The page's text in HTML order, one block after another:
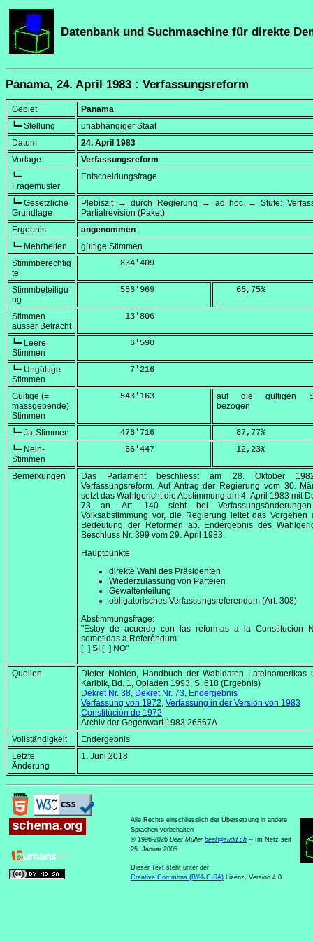
Datenbank und Suchmaschine für direkte
Panama, 24. April 1983 : Verfassungsreform
Gebiet
Panama
┗━ Stellung
unabhängiger Staat
Datum
24. April 1983
Vorlage
Verfassungsreform
┗━
Fragemuster
Entscheidungsfrage
┗━ Gesetzliche
Grundlage
Plebiszit → durch Regierung → ad hoc → Stufe:
Partialrevision (Paket)
Ergebnis
angenommen
┗━ Mehrheiten
gültige Stimmen
Stimmberechtig
te
        834'409
Stimmbeteiligu
ng
        556'969
    66,75
%
Stimmen
ausser Betracht
         13'806
┗━ Leere
Stimmen
          6'590
┗━ Ungültige
Stimmen
          7'216
Gültige (=
massgebende)
Stimmen
        543'163
auf die gültigen
bezogen
┗━ Ja-Stimmen
        476'716
    87,77
%
┗━ Nein-
Stimmen
         66'447
    12,23
%
Bemerkungen Das Parlament beschliesst am 28. Oktober
Verfassungsreform. Auf Antrag der Regierung vom 30.
setzt das Wahlgericht die Abstimmung am 4. April 1983 mit
73 an. Art. 140 sieht bei
Volksabstimmung vor, die Regierung leitet das Vorgehen
Bedeutung der Reformen ab. Endergebnis des
Beschluss Nr. 399 vom 29. April 1983.
Hauptpunkte
direkte Wahl des Präsidenten
Wiederzulassung von Parteien
Gewaltenteilung
obligatorisches Verfassungsreferendum (Art. 308)
Abstimmungsfrage:
"Estoy de acuerdo con las reformas a la Constitución
sometidas a Referéndum
[_] SI [_] NO"
Quellen
Dieter Nohlen, Handbuch der Wahldaten Lateinamerikas
Karibik, Bd. 1, Opladen 1993, S. 618 (Ergebnis)
Dekret Nr. 38, Dekret Nr. 73, Endergebnis
Verfassung von 1972, Verfassung in der Version von 1983
Constitución de 1972
Archiv der Gegenwart 1983 26567A
Vollständigkeit
Endergebnis
Letzte
Änderung
1. Juni 2018
Alle Rechte einschliesslich der Übersetzung in andere
Sprachen vorbehalten
© 1996-2026 Beat Müller beat@sudd.ch -- Im Netz seit
25. Januar 2005.
Dieser Text steht unter der
Creative Commons (BY-NC-SA) Lizenz, Version 4.0.